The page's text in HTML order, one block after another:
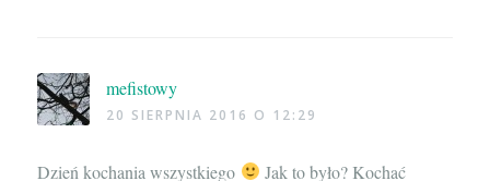
mefistowy
20 SIERPNIA 2016 O 12:29
Dzień kochania wszystkiego
Jak to było? Kochać